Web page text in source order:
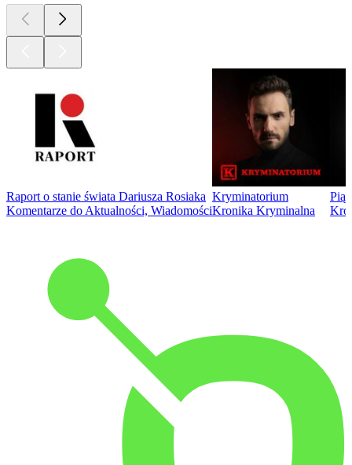
Raport o stanie świata Dariusza Rosiaka
Komentarze do Aktualności, Wiadomości
Kryminatorium
Kronika Kryminalna